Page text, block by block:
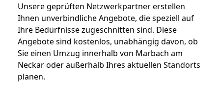
Unsere geprüften Netzwerkpartner erstellen
Ihnen unverbindliche Angebote, die speziell auf
Ihre Bedürfnisse zugeschnitten sind. Diese
Angebote sind kostenlos, unabhängig davon, ob
Sie einen Umzug innerhalb von Marbach am
Neckar oder außerhalb Ihres aktuellen Standorts
planen.